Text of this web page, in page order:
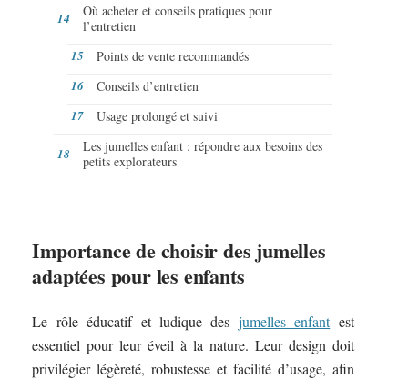
Où acheter et conseils pratiques pour
l’entretien
Points de vente recommandés
Conseils d’entretien
Usage prolongé et suivi
Les jumelles enfant : répondre aux besoins des
petits explorateurs
Importance de choisir des jumelles
adaptées pour les enfants
Le rôle éducatif et ludique des jumelles enfantest
essentiel pour leur éveil à la nature. Leur design doit
privilégier légèreté, robustesse et facilité d’usage, afin